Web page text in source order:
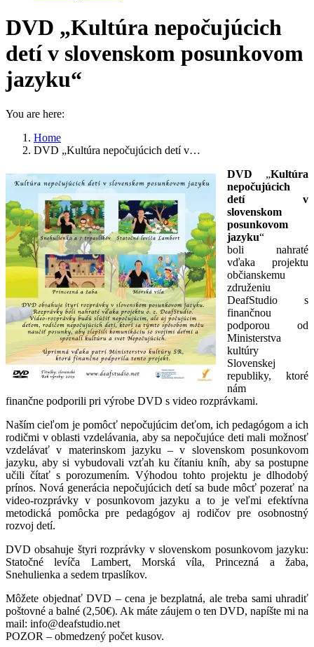
DVD „Kultúra nepočujúcich
detí v slovenskom posunkovom
jazyku“
You are here:
Home
DVD „Kultúra nepočujúcich detí v…
DVD „Kultúra
nepočujúcich
detí v
slovenskom
posunkovom
jazyku“
boli nahraté
vďaka projektu
občianskemu
združeniu
DeafStudio s
finančnou
podporou od
Ministerstva
kultúry
Slovenskej
republiky, ktoré
nám
finančne podporili pri výrobe DVD s video rozprávkami.
Naším cieľom je pomôcť nepočujúcim deťom, ich pedagógom a ich
rodičmi v oblasti vzdelávania, aby sa nepočujúce deti mali možnosť
vzdelávať v materinskom jazyku – v slovenskom posunkovom
jazyku, aby si vybudovali vzťah ku čítaniu kníh, aby sa postupne
učili čítať s porozumením. Výhodou tohto projektu je dlhodobý
prínos. Nová generácia nepočujúcich detí sa bude môcť pozerať na
video-rozprávky v posunkovom jazyku a to je veľmi efektívna
metodická pomôcka pre pedagógov aj rodičov pre osobnostný
rozvoj detí.
DVD obsahuje štyri rozprávky v slovenskom posunkovom jazyku:
Statočné levíča Lambert, Morská víla, Princezná a žaba,
Snehulienka a sedem trpaslíkov.
Môžete objednať DVD – cena je bezplatná, ale treba sami uhradiť
poštovné a balné (2,50€). Ak máte záujem o ten DVD, napíšte mi na
mail: info@deafstudio.net
POZOR – obmedzený počet kusov.